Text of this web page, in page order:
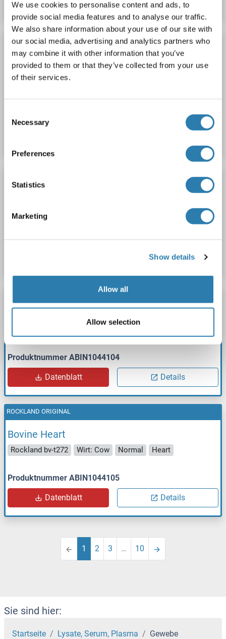
We use cookies to personalise content and ads, to
provide social media features and to analyse our traffic.
We also share information about your use of our site with
our social media, advertising and analytics partners who
may combine it with other information that you’ve
provided to them or that they’ve collected from your use
of their services.
Selection
Necessary
Preferences
Statistics
Marketing
Show details
Allow all
Allow selection
Bovine Brain (Stripped)
Rockland bv-t266
Produktnummer ABIN1044102
Corpus Striatum
Details
Produktnummer ABIN1044104
Datenblatt Details
Bovine Heart
Rockland bv-t272 Wirt: Cow Normal Heart
Produktnummer ABIN1044105
Datenblatt Details
ROCKLAND ORIGINAL
1 2 3 … 10
Sie sind hier:
Startseite Lysate, Serum, Plasma Gewebe